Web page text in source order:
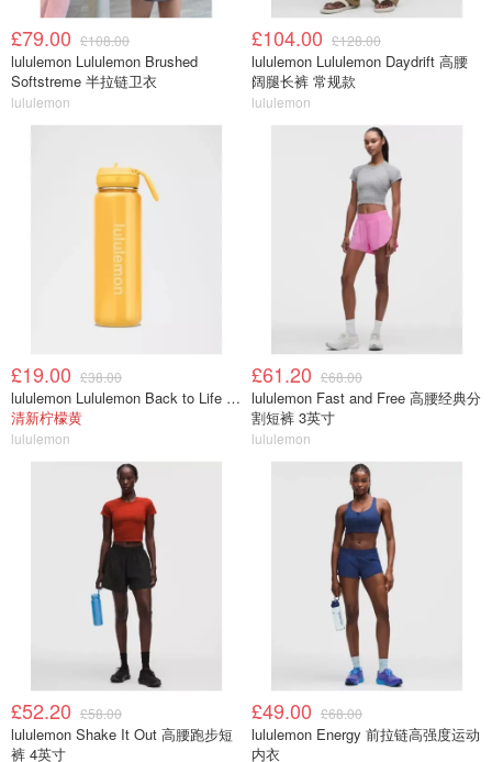
£79.00 £108.00
lululemon Lululemon Brushed
Softstreme 半拉链卫衣
lululemon
£104.00 £128.00
lululemon Lululemon Daydrift 高腰
阔腿长裤 常规款
lululemon
£19.00 £38.00
lululemon Lululemon Back to Life 运动水瓶 24oz 吸管盖
清新柠檬黄
lululemon
£61.20 £68.00
lululemon Fast and Free 高腰经典分
割短裤 3英寸
lululemon
£52.20 £58.00
lululemon Shake It Out 高腰跑步短
裤 4英寸
£49.00 £68.00
lululemon Energy 前拉链高强度运动
内衣